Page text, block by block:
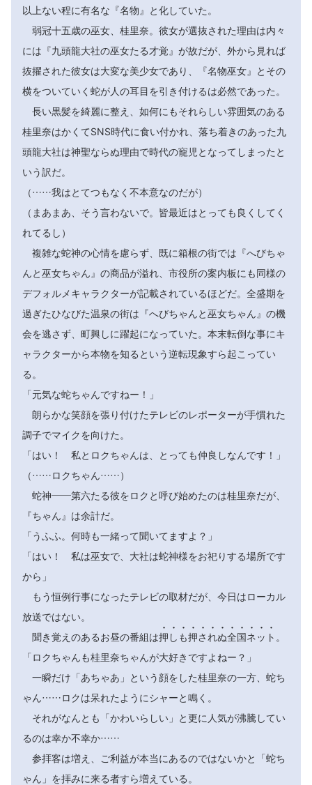
以上ない程に有名な『名物』と化していた。
弱冠十五歳の巫女、桂里奈。彼女が選抜された理由は内々
には『九頭龍大社の巫女たる才覚』が故だが、外から見れば
抜擢された彼女は大変な美少女であり、『名物巫女』とその
横をついていく蛇が人の耳目を引き付けるは必然であった。
長い黒髪を綺麗に整え、如何にもそれらしい雰囲気のある
桂里奈はかくてSNS時代に食い付かれ、落ち着きのあった九
頭龍大社は神聖ならぬ理由で時代の寵児となってしまったと
いう訳だ。
（……我はとてつもなく不本意なのだが）
（まあまあ、そう言わないで。皆最近はとっても良くしてく
れてるし）
複雑な蛇神の心情を慮らず、既に箱根の街では『へびちゃ
んと巫女ちゃん』の商品が溢れ、市役所の案内板にも同様の
デフォルメキャラクターが記載されているほどだ。全盛期を
過ぎたひなびた温泉の街は『へびちゃんと巫女ちゃん』の機
会を逃さず、町興しに躍起になっていた。本末転倒な事にキ
ャラクターから本物を知るという逆転現象すら起こってい
る。
「元気な蛇ちゃんですねー！」
朗らかな笑顔を張り付けたテレビのレポーターが手慣れた
調子でマイクを向けた。
「はい！ 私とロクちゃんは、とっても仲良しなんです！」
（……ロクちゃん……）
蛇神――第六たる彼をロクと呼び始めたのは桂里奈だが、
『ちゃん』は余計だ。
「うふふ。何時も一緒って聞いてますよ？」
「はい！ 私は巫女で、大社は蛇神様をお祀りする場所です
から」
もう恒例行事になったテレビの取材だが、今日はローカル
放送ではない。
聞き覚えのあるお昼の番組は押

し

も

押

さ

れ

ぬ

全

国

ネ

ッ

ト

。
「ロクちゃんも桂里奈ちゃんが大好きですよねー？」
一瞬だけ「あちゃあ」という顔をした桂里奈の一方、蛇ち
ゃん……ロクは呆れたようにシャーと鳴く。
それがなんとも「かわいらしい」と更に人気が沸騰してい
るのは幸か不幸か……
参拝客は増え、ご利益が本当にあるのではないかと「蛇ち
ゃん」を拝みに来る者すら増えている。